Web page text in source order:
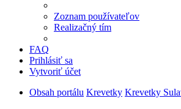
Zoznam používateľov
Realizačný tím
FAQ
Prihlásiť sa
Vytvoriť účet
Obsah portálu Krevetky Krevetky